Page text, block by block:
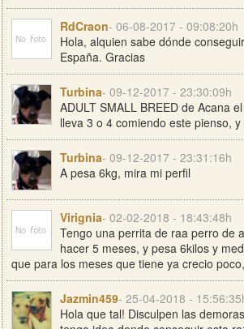
RdCraon- 06-08-2017 - 09:08:20h
Hola, alquien sabe dónde
España. Gracias
Turbina- 09-12-2017 - 23:30:09h
ADULT SMALL BREED de Acana
lleva 3 o 4 comiendo este pienso,
Turbina- 09-12-2017 - 23:31:16h
A pesa 6kg, mira mi perfil
Virignia- 02-02-2018 - 18:43:48h
Tengo una perrita de raa perro de
hacer 5 meses, y pesa 6kilos y
que para los meses que tiene ya crecio
Jazmin459- 25-04-2018 -
Hola que tal! Disculpen las